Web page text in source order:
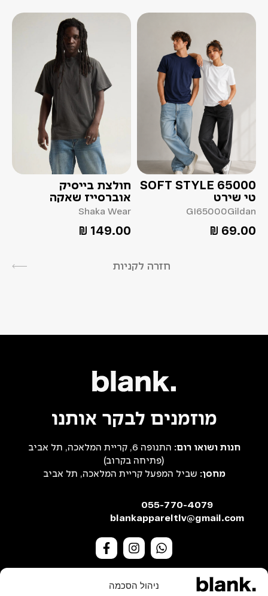
ניהול הסכמה
SOFT STYLE 65000
טי שירט
GI65000Gildan
69.00
₪
חולצת בייסיק
אוברסייז שאקה
Shaka Wear
149.00
₪
חזרה לקניות
מוזמנים לבקר אותנו
חנות ושואו רום:
התנופה 6, קריית המלאכה, תל אביב
(פתיחה בקרוב)
מחסן: שביל המפעל קריית המלאכה, תל אביב
055-770-4079
blankappareltlv@gmail.com